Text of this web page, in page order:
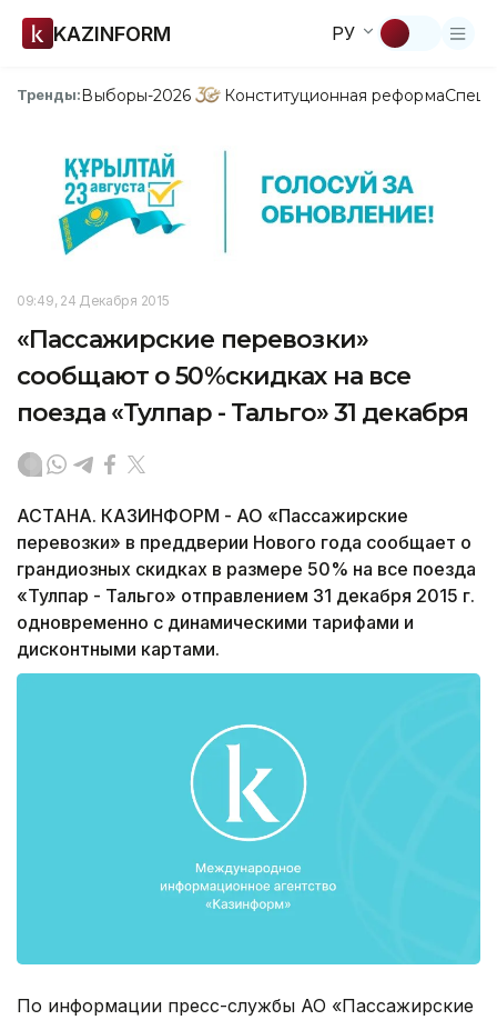
KAZINFORM РУ
Тренды:Выборы-2026 Конституционная реформа
09:49, 24 Декабря 2015
«Пассажирские перевозки»
сообщают о 50%скидках на все
поезда «Тулпар - Тальго» 31 декабря
АСТАНА. КАЗИНФОРМ - АО «Пассажирские
перевозки» в преддверии Нового года сообщает о
грандиозных скидках в размере 50% на все поезда
«Тулпар - Тальго» отправлением 31 декабря 2015 г.
одновременно с динамическими тарифами и
дисконтными картами.
По информации пресс-службы АО «Пассажирские